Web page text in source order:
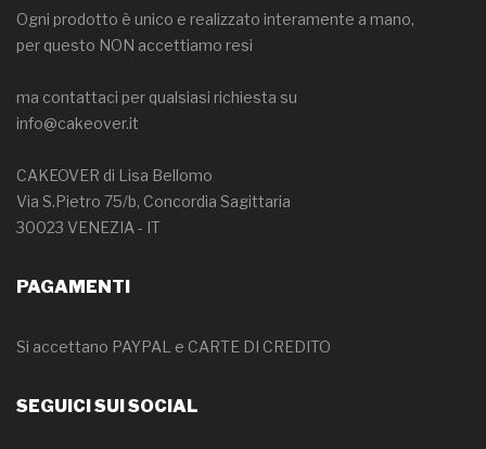
Ogni prodotto è unico e realizzato interamente a mano,
per questo NON accettiamo resi
ma contattaci per qualsiasi richiesta su
info@cakeover.it
CAKEOVER di Lisa Bellomo
Via S.Pietro 75/b, Concordia Sagittaria
30023 VENEZIA - IT
PAGAMENTI
Si accettano PAYPAL e CARTE DI CREDITO
SEGUICI SUI SOCIAL